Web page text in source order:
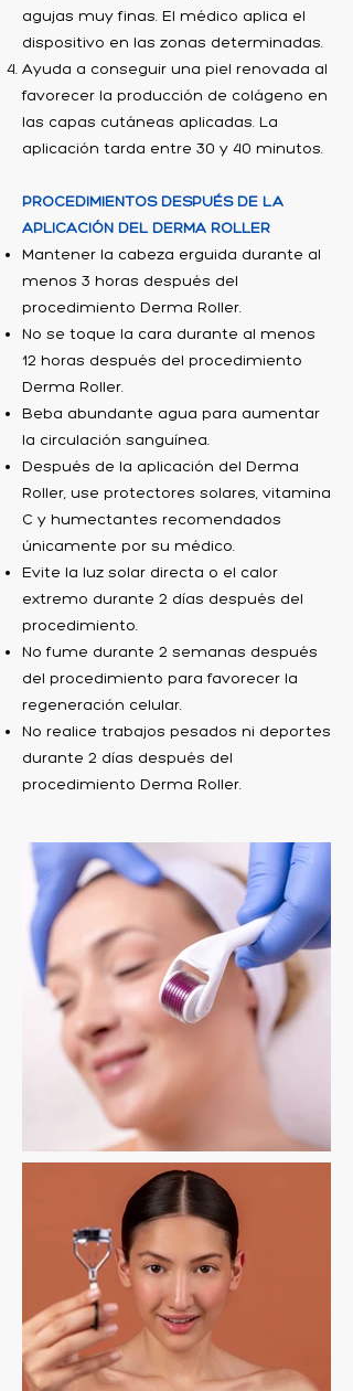
agujas muy finas. El médico aplica el
dispositivo en las zonas determinadas.
Ayuda a conseguir una piel renovada al
favorecer la producción de colágeno en
las capas cutáneas aplicadas. La
aplicación tarda entre 30 y 40 minutos.
PROCEDIMIENTOS DESPUÉS DE LA
APLICACIÓN DEL DERMA ROLLER
Mantener la cabeza erguida durante al
menos 3 horas después del
procedimiento Derma Roller.
No se toque la cara durante al menos
12 horas después del procedimiento
Derma Roller.
Beba abundante agua para aumentar
la circulación sanguínea.
Después de la aplicación del Derma
Roller, use protectores solares, vitamina
C y humectantes recomendados
únicamente por su médico.
Evite la luz solar directa o el calor
extremo durante 2 días después del
procedimiento.
No fume durante 2 semanas después
del procedimiento para favorecer la
regeneración celular.
No realice trabajos pesados ​​ni deportes
durante 2 días después del
procedimiento Derma Roller.